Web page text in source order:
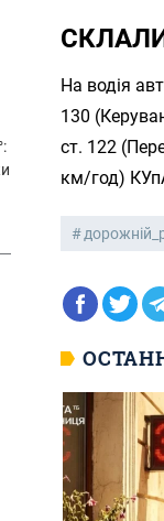
На водія
130
ст. 122
км/год)